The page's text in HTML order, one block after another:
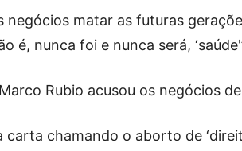
negócios matar as futuras
é, nunca foi e nunca será,
Rubio acusou os negócios
carta chamando o aborto de